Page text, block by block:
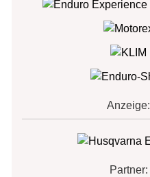
Anzeige:
Partner: